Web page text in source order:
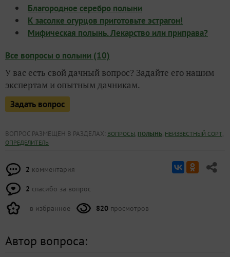
Благородное серебро полыни
К засолке огурцов приготовьте эстрагон!
Мифическая полынь. Лекарство или приправа?
Все вопросы о полыни (10)
У вас есть свой дачный вопрос? Задайте его нашим
экспертам и опытным дачникам.
Задать вопрос
ВОПРОС РАЗМЕЩЕН В РАЗДЕЛАХ: ВОПРОСЫ, ПОЛЫНЬ, НЕИЗВЕСТНЫЙ СОРТ,
ОПРЕДЕЛИТЕЛЬ
2 комментария
2 спасибо за вопрос
в избранное 820 просмотров
Автор вопроса: